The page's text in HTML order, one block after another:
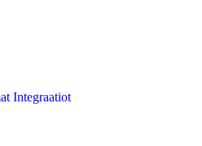
Integraatiot